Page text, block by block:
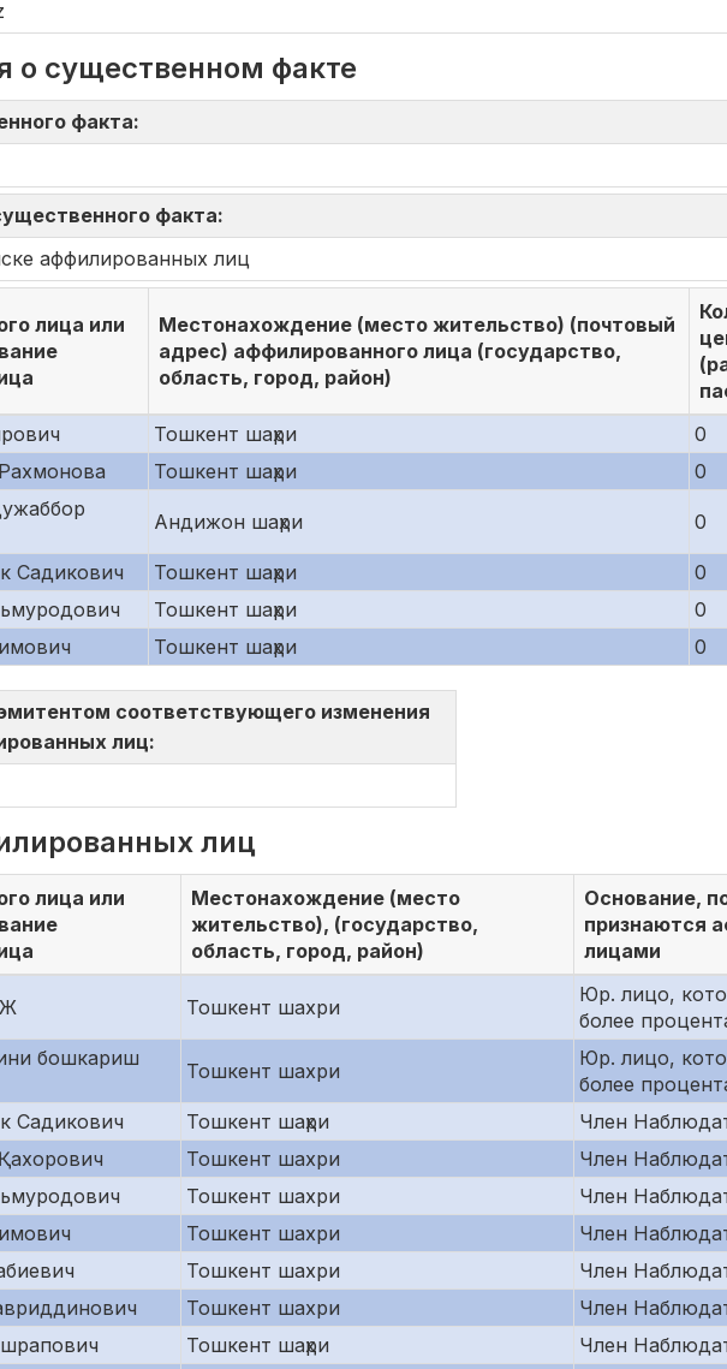
о существенном факте
факта:
факта:
аффилированных лиц
лица или
Местонахождение (место жительство) (почтовый
адрес) аффилированного лица (государство,
область, город, район)
Тошкент шаҳри 0
Тошкент шаҳри 0
Андижон шаҳри 0
Садикович Тошкент шаҳри 0
Тошкент шаҳри 0
Тошкент шаҳри 0
соответствующего изменения
лиц:
лиц
лица или
Местонахождение (место
жительство), (государство,
область, город, район)
Основание,
признаются
лицами
Тошкент шахри
Юр. лицо,
более
бошкариш
Тошкент шахри
Юр. лицо,
более
Садикович Тошкент шаҳри Член
Тошкент шахри Член
Тошкент шахри Член
Тошкент шахри Член
Тошкент шахри Член
Тошкент шахри Член
Тошкент шаҳри Член